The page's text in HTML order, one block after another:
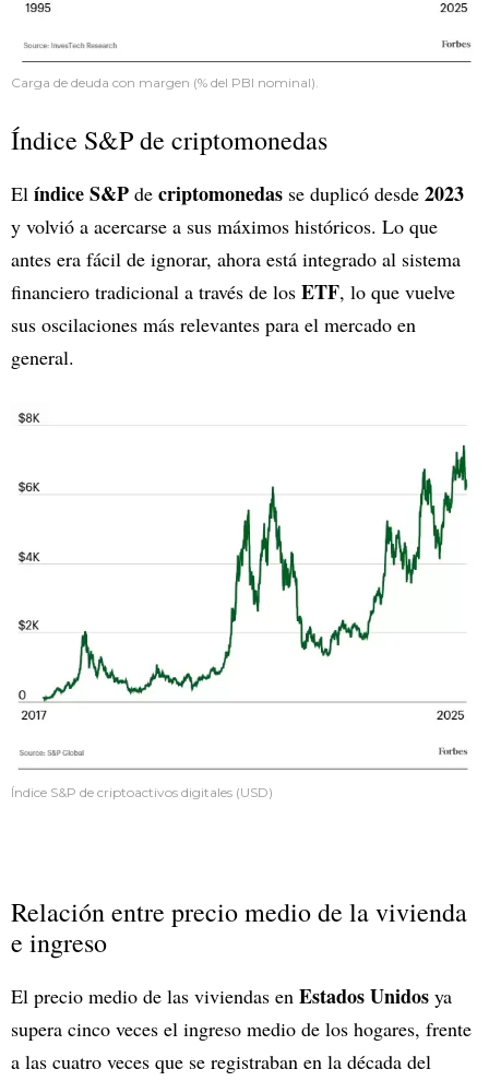
Carga de deuda con margen (% del PBI nominal).
Índice S&P de criptomonedas
El índice S&P de criptomonedas se duplicó desde 2023
y volvió a acercarse a sus máximos históricos. Lo que
antes era fácil de ignorar, ahora está integrado al sistema
financiero tradicional a través de los ETF, lo que vuelve
sus oscilaciones más relevantes para el mercado en
general.
Índice S&P de criptoactivos digitales (USD)
Relación entre precio medio de la vivienda
e ingreso
El precio medio de las viviendas en Estados Unidos ya
supera cinco veces el ingreso medio de los hogares, frente
a las cuatro veces que se registraban en la década del